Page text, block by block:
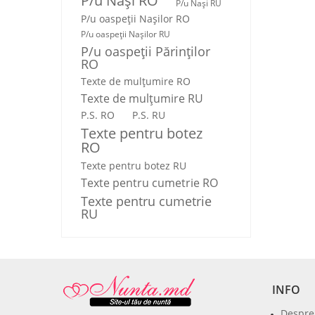
P/u Nași RU
P/u oaspeții Nașilor RO
P/u oaspeții Nașilor RU
P/u oaspeţii Părinţilor
RO
Texte de mulţumire RO
Texte de mulţumire RU
P.S. RO P.S. RU
Texte pentru botez
RO
Texte pentru botez RU
Texte pentru cumetrie RO
Texte pentru cumetrie
RU
INFO